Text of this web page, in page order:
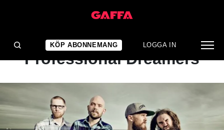
KÖP ABONNEMANG LOGGA IN
ALBUMRECENSION
Looptroop Rockers:
Professional Dreamers